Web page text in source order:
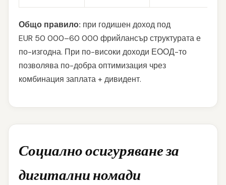
Общо правило: при годишен доход под
EUR 50 000–60 000 фрийлансър структурата е
по-изгодна. При по-високи доходи ЕООД-то
позволява по-добра оптимизация чрез
комбинация заплата + дивидент.
Социално осигуряване за
дигитални номади